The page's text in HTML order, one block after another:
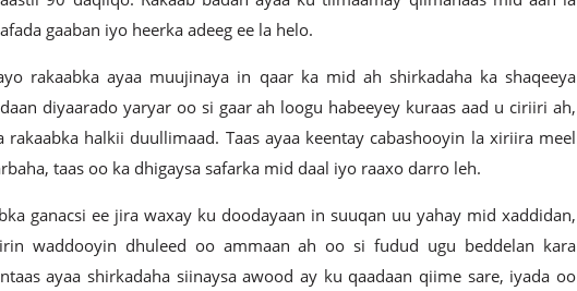
gaaban iyo heerka adeeg ee la helo.
rakaabka ayaa muujinaya in qaar ka mid ah shirkadaha ka shaqeeya
diyaarado yaryar oo si gaar ah loogu habeeyey kuraas aad u ciriiri ah,
halkii duullimaad. Taas ayaa keentay cabashooyin la xiriira meel
taas oo ka dhigaysa safarka mid daal iyo raaxo darro leh.
ganacsi ee jira waxay ku doodayaan in suuqan uu yahay mid xaddidan,
waddooyin dhuleed oo ammaan ah oo si fudud ugu beddelan kara
ayaa shirkadaha siinaysa awood ay ku qaadaan qiime sare, iyada oo